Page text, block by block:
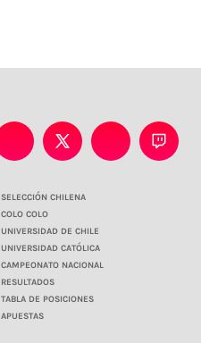
SELECCIÓN CHILENA
COLO COLO
UNIVERSIDAD DE CHILE
UNIVERSIDAD CATÓLICA
CAMPEONATO NACIONAL
RESULTADOS
TABLA DE POSICIONES
APUESTAS